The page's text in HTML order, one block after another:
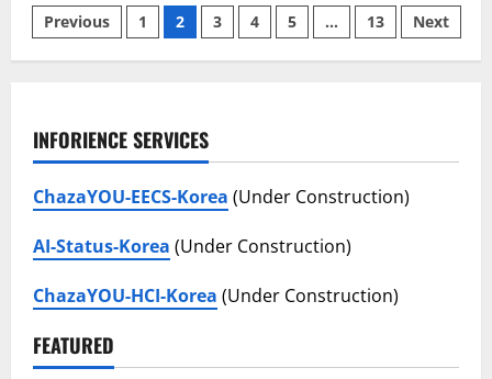
HCI)
한
국
의
들
은
정
적
질
이
나
제
를
람
글
페
이
지
매
김
Previous 1 2 3 4 5 … 13 Next
INFORIENCE SERVICES
ChazaYOU-EECS-Korea (Under Construction)
AI-Status-Korea (Under Construction)
ChazaYOU-HCI-Korea (Under Construction)
FEATURED